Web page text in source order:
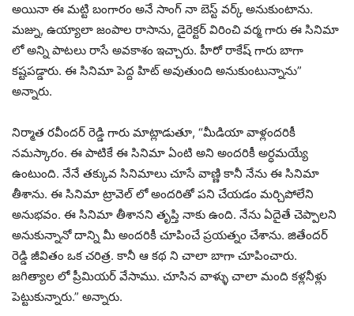
అయినా ఈ మట్టి బంగారం అనే సాంగ్ నా బెస్ట్ వర్క్ అనుకుంటాను.
మజ్ను, ఉయ్యాలా జంపాల రాసాను, డైరెక్టర్ విరించి వర్మ గారు ఈ సినిమా
లో అన్ని పాటలు రాసే అవకాశం ఇచ్చారు. హీరో రాకేష్ గారు బాగా
కష్టపడ్డారు. ఈ సినిమా పెద్ద హిట్ అవుతుంది అనుకుంటున్నాను”
అన్నారు.
నిర్మాత రవీందర్ రెడ్డి గారు మాట్లాడుతూ, “మీడియా వాళ్లందరికీ
నమస్కారం. ఈ పాటికే ఈ సినిమా ఏంటి అని అందరికీ అర్ధమయ్యే
ఉంటుంది. నేనే తక్కువ సినిమాలు చూసే వాణ్ణి కానీ నేను ఈ సినిమా
తీశాను. ఈ సినిమా ట్రావెల్ లో అందరితో పని చేయడం మర్చిపోలేని
అనుభవం. ఈ సినిమా తీశానని తృప్తి నాకు ఉంది. నేను ఏదైతే చెప్పాలని
అనుకున్నానో దాన్ని మీ అందరికీ చూపించే ప్రయత్నం చేశాను. జితేందర్
రెడ్డి జీవితం ఒక చరిత్ర. కానీ ఆ కథ ని చాలా బాగా చూపించారు.
జగిత్యాల లో ప్రీమియర్ వేసాము. చూసిన వాళ్ళు చాలా మంది కళ్లనీళ్లు
పెట్టుకున్నారు.” అన్నారు.